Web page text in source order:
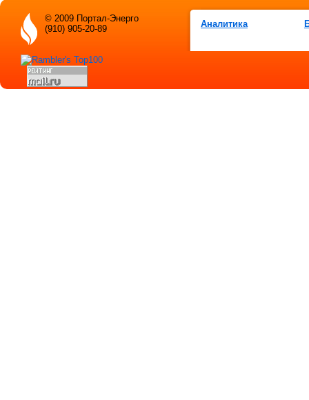
Аналитика
© 2009 Портал-Энерго
(910) 905-20-89